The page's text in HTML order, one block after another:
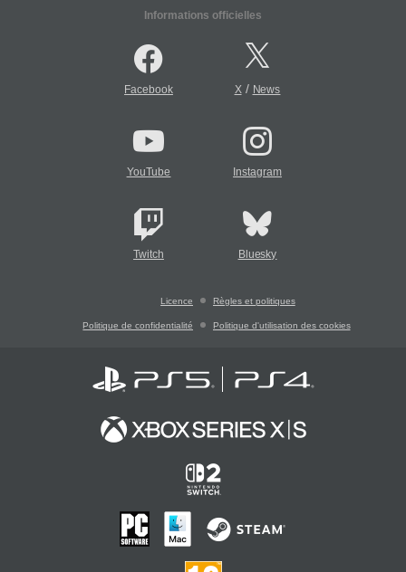
Informations officielles
Facebook X/ News
YouTube Instagram
Twitch Bluesky
Licence Règles et politiques
Politique de confidentialité Politique d'utilisation des cookies